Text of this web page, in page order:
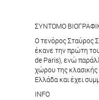
ΣΥΝΤΟΜΟ
Ο τενόρος Σταύρος
έκανε την πρώτη
de Paris), ενώ
χώρου της κλασικής
Ελλάδα και έχει
INFO